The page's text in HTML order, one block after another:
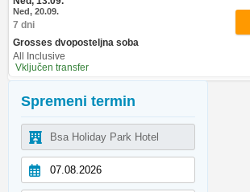
Spremeni termin
Ned, 20.09.
7 dni
Grosses dvoposteljna soba
All Inclusive
Vključen transfer